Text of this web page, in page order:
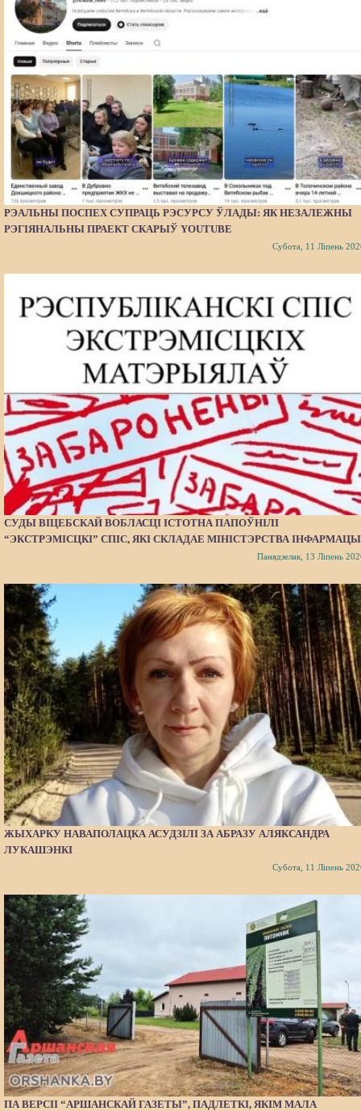
РЭАЛЬНЫ ПОСПЕХ СУПРАЦЬ РЭСУРСУ ЎЛАДЫ: ЯК НЕЗАЛЕЖНЫ
РЭГІЯНАЛЬНЫ ПРАЕКТ СКАРЫЎ YOUTUBE
Субота, 11 Ліпень
СУДЫ ВІЦЕБСКАЙ ВОБЛАСЦІ ІСТОТНА ПАПОЎНІЛІ
“ЭКСТРЭМІСЦКІ” СПІС, ЯКІ СКЛАДАЕ МІНІСТЭРСТВА
Панядзелак, 13 Ліпень
ЖЫХАРКУ НАВАПОЛАЦКА АСУДЗІЛІ ЗА АБРАЗУ АЛЯКСАНДРА
ЛУКАШЭНКІ
Субота, 11 Ліпень
ПА ВЕРСІІ “АРШАНСКАЙ ГАЗЕТЫ”, ПАДЛЕТКІ, ЯКІМ МАЛА